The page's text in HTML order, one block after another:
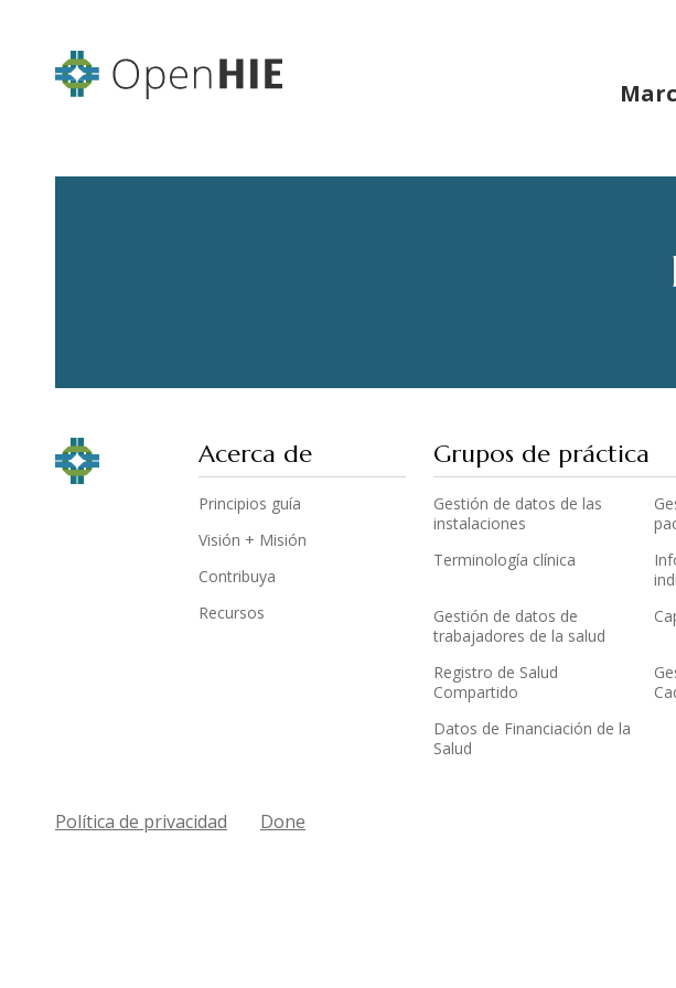
Acerca de
Principios guía
Visión + Misión
Contribuya
Recursos
Grupos de práctica
Gestión de datos de las
instalaciones
Terminología clínica
Gestión de datos de
trabajadores de la salud
Registro de Salud
Compartido
Datos de Financiación de la
Salud
Política de privacidad Done